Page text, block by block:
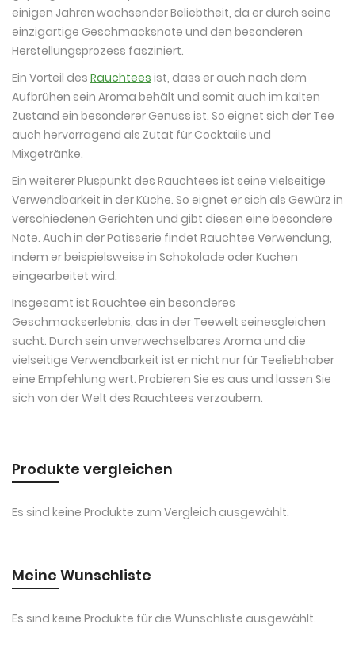
einigen Jahren wachsender Beliebtheit, da er durch seine
einzigartige Geschmacksnote und den besonderen
Herstellungsprozess fasziniert.
Ein Vorteil des Rauchtees ist, dass er auch nach dem
Aufbrühen sein Aroma behält und somit auch im kalten
Zustand ein besonderer Genuss ist. So eignet sich der Tee
auch hervorragend als Zutat für Cocktails und
Mixgetränke.
Ein weiterer Pluspunkt des Rauchtees ist seine vielseitige
Verwendbarkeit in der Küche. So eignet er sich als Gewürz in
verschiedenen Gerichten und gibt diesen eine besondere
Note. Auch in der Patisserie findet Rauchtee Verwendung,
indem er beispielsweise in Schokolade oder Kuchen
eingearbeitet wird.
Insgesamt ist Rauchtee ein besonderes
Geschmackserlebnis, das in der Teewelt seinesgleichen
sucht. Durch sein unverwechselbares Aroma und die
vielseitige Verwendbarkeit ist er nicht nur für Teeliebhaber
eine Empfehlung wert. Probieren Sie es aus und lassen Sie
sich von der Welt des Rauchtees verzaubern.
Produkte vergleichen
Es sind keine Produkte zum Vergleich ausgewählt.
Meine Wunschliste
Es sind keine Produkte für die Wunschliste ausgewählt.